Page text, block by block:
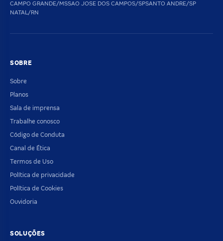
CAMPO GRANDE/MSSAO JOSE DOS CAMPOS/SPSANTO ANDRE/SP
NATAL/RN
SOBRE
Sobre
Planos
Sala de imprensa
Trabalhe conosco
Código de Conduta
Canal de Ética
Termos de Uso
Política de privacidade
Política de Cookies
Ouvidoria
SOLUÇÕES